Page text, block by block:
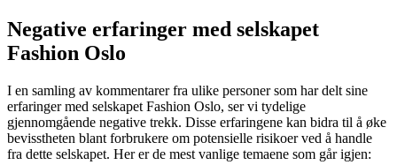
Negative erfaringer med selskapet
Fashion Oslo
I en samling av kommentarer fra ulike personer som har delt sine
erfaringer med selskapet Fashion Oslo, ser vi tydelige
gjennomgående negative trekk. Disse erfaringene kan bidra til å øke
bevisstheten blant forbrukere om potensielle risikoer ved å handle
fra dette selskapet. Her er de mest vanlige temaene som går igjen: